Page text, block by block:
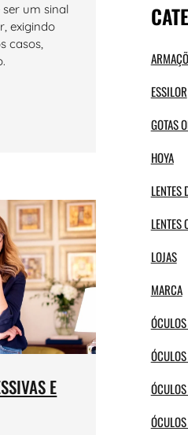
um sinal
exigindo
casos,
E
ESSILOR
GOTAS
HOYA
LENTES
LENTES
LOJAS
MARCA